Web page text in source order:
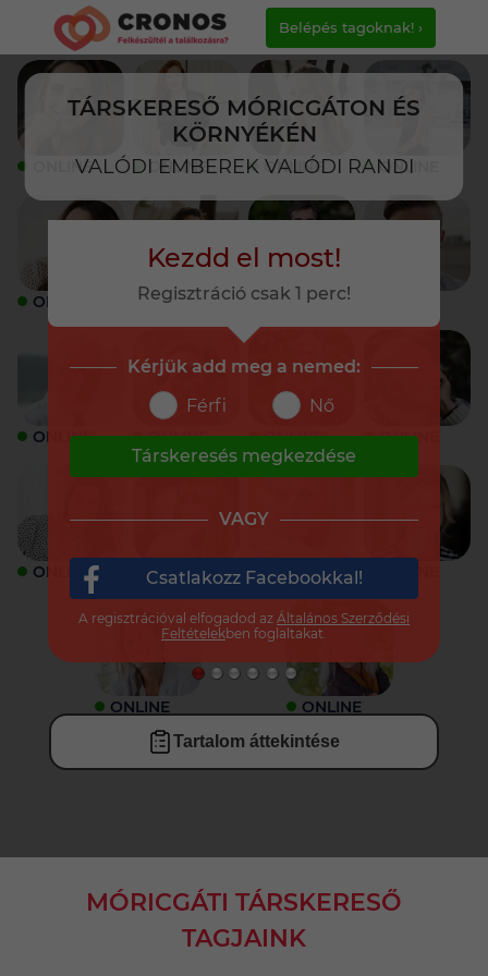
TÁRSKERESŐ MÓRICGÁTON ÉS
KÖRNYÉKÉN
VALÓDI EMBEREK VALÓDI RANDI
Belépés tagoknak! ›
ONLINE ONLINE ONLINE ONLINE
ONLINE ONLINE ONLINE
ONLINE ONLINE ONLINE ONLINE
ONLINE ONLINE ONLINE
ONLINE ONLINE
Tartalom áttekintése
MÓRICGÁTI TÁRSKERESŐ
TAGJAINK
Kezdd el most!
Regisztráció csak 1 perc!
Kérjük add meg a nemed:
Férfi
Nő
Társkeresés megkezdése
VAGY
Csatlakozz Facebookkal!
A regisztrációval elfogadod az Általános Szerződési
Feltételekben foglaltakat.